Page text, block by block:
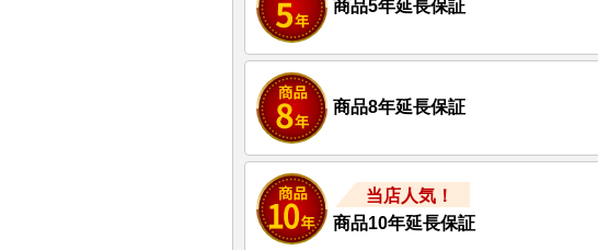
商品5年延長保証
商品8年延長保証
当店人気！
商品10年延長保証